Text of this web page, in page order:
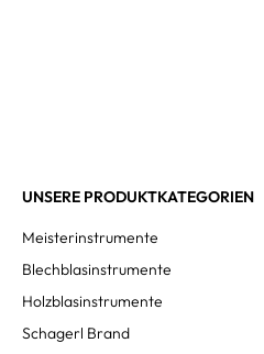
UNSERE PRODUKTKATEGORIEN
Meisterinstrumente
Blechblasinstrumente
Holzblasinstrumente
Schagerl Brand